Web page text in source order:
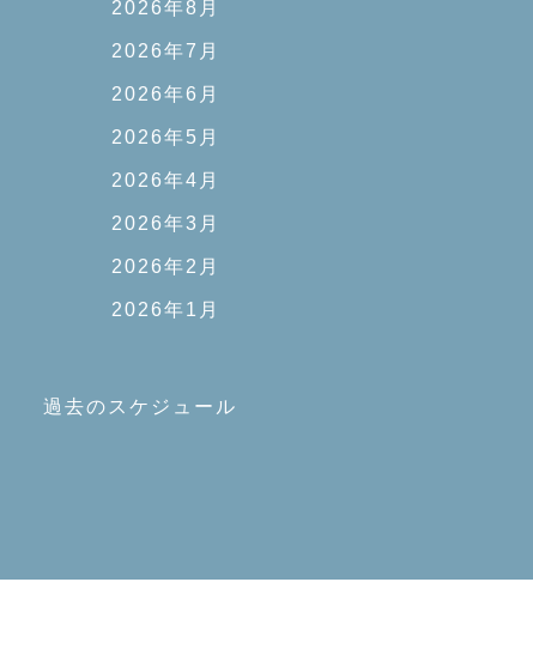
2026年8月
2026年7月
2026年6月
2026年5月
2026年4月
2026年3月
2026年2月
2026年1月
過去のスケジュール